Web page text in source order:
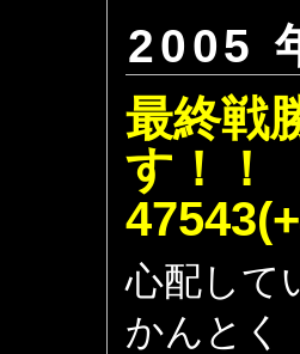
2005
最終戦
心配して
かんとく